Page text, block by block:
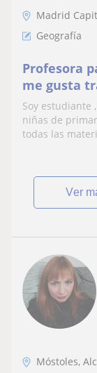
Madrid
Geografía
Profesora
me gusta
primaria ,
Soy estudiante
niñas de
todas las
ver
Móstoles,